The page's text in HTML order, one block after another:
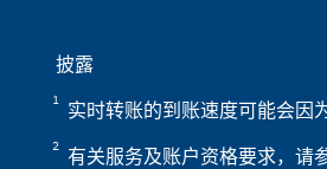
披露
实时转账的到账速度可能会因
有关服务及账户资格要求，请